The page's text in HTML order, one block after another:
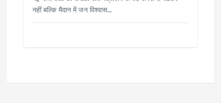
नहीं बल्कि मैदान में जन विश्वास…